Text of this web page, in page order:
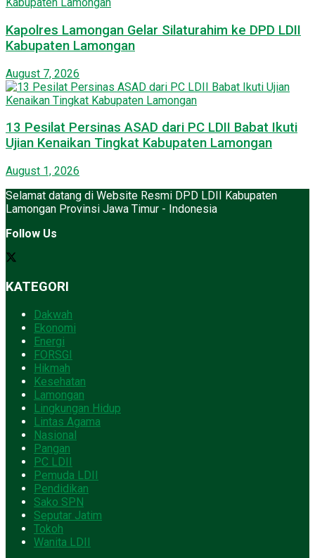
Kapolres Lamongan Gelar Silaturahim ke DPD LDII
Kabupaten Lamongan
August 7, 2026
13 Pesilat Persinas ASAD dari PC LDII Babat Ikuti
Ujian Kenaikan Tingkat Kabupaten Lamongan
August 1, 2026
Selamat datang di Website Resmi DPD LDII Kabupaten
Lamongan Provinsi Jawa Timur - Indonesia
Follow Us
KATEGORI
Dakwah
Ekonomi
Energi
FORSGI
Hikmah
Kesehatan
Lamongan
Lingkungan Hidup
Lintas Agama
Nasional
Pangan
PC LDII
Pemuda LDII
Pendidikan
Sako SPN
Seputar Jatim
Tokoh
Wanita LDII